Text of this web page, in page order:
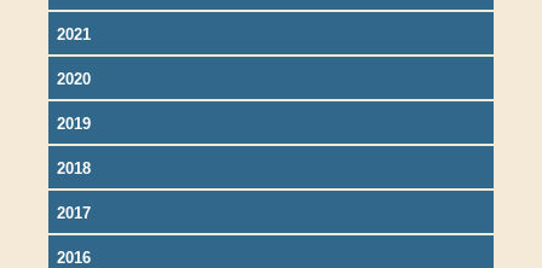
2021
2020
2019
2018
2017
2016